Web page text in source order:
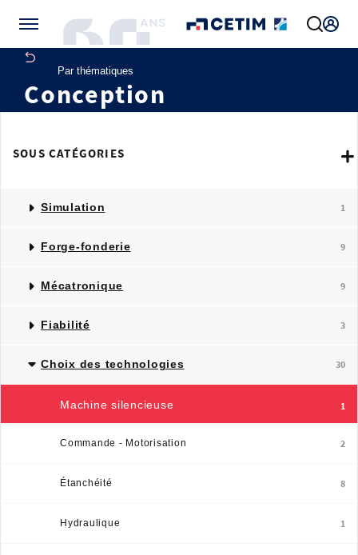
Par thématiques
Conception
SOUS CATÉGORIES
Simulation 1
Forge-fonderie 9
Mécatronique 9
Fiabilité 3
Choix des technologies 30
Machine silencieuse 1
Commande - Motorisation 2
Étanchéité 8
Hydraulique 1